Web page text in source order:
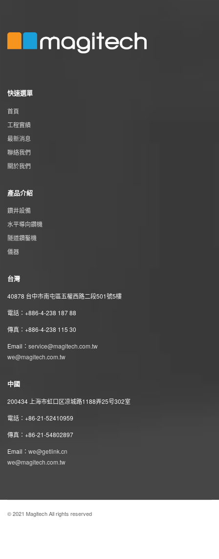
快速選單
首頁
工程實績
最新消息
聯絡我們
關於我們
產品介紹
鑽井設備
水平導向鑽機
隧道鑽鑿機
儀器
台灣
40878 台中市南屯區五權西路二段501號5樓
電話：+886-4-238 187 88
傳真：+886-4-238 115 30
Email： service@magitech.com.tw
we@magitech.com.tw
中國
200434 上海市虹口区凉城路1188弄25号302室
電話：+86-21-52410959
傳真：+86-21-54802897
Email： we@getlink.cn
we@magitech.com.tw
© 2021 Magitech All rights reserved